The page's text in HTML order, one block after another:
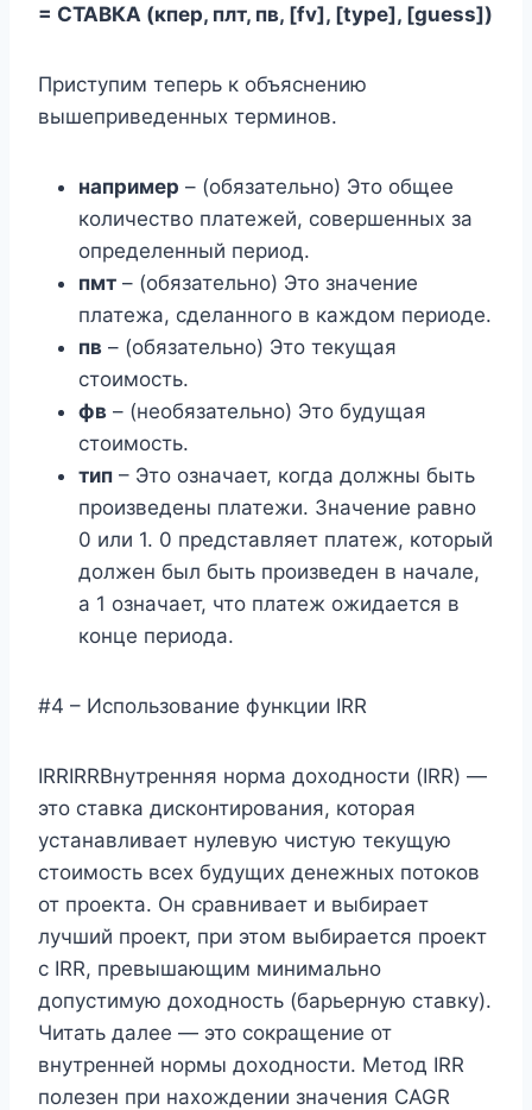
= СТАВКА (кпер, плт, пв, [fv], [type], [guess])
Приступим теперь к объяснению
вышеприведенных терминов.
например – (обязательно) Это общее
количество платежей, совершенных за
определенный период.
пмт – (обязательно) Это значение
платежа, сделанного в каждом периоде.
пв – (обязательно) Это текущая
стоимость.
фв – (необязательно) Это будущая
стоимость.
тип – Это означает, когда должны быть
произведены платежи. Значение равно
0 или 1. 0 представляет платеж, который
должен был быть произведен в начале,
а 1 означает, что платеж ожидается в
конце периода.
#4 – Использование функции IRR
IRRIRRВнутренняя норма доходности (IRR) —
это ставка дисконтирования, которая
устанавливает нулевую чистую текущую
стоимость всех будущих денежных потоков
от проекта. Он сравнивает и выбирает
лучший проект, при этом выбирается проект
с IRR, превышающим минимально
допустимую доходность (барьерную ставку).
Читать далее — это сокращение от
внутренней нормы доходности. Метод IRR
полезен при нахождении значения CAGR